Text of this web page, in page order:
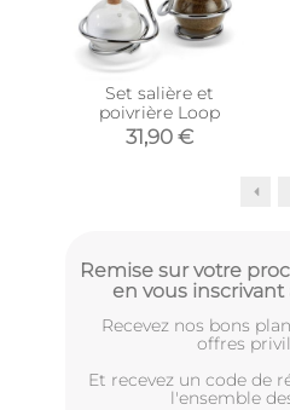
Set salière et
poivrière Loop
31,90 €
Remise sur votre
en vous inscrivant
Recevez nos bons
offres
Et recevez un code de
l'ensemble